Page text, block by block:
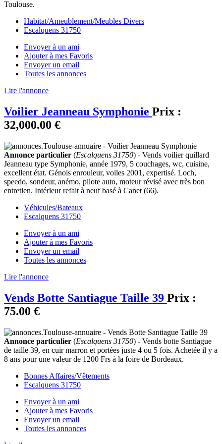
Toulouse.
Habitat/Ameublement/Meubles Divers
Escalquens 31750
Envoyer à un ami
Ajouter à mes Favoris
Envoyer un email
Toutes les annonces
Lire l'annonce
Voilier Jeanneau Symphonie Prix :
32,000.00 €
Annonce particulier (Escalquens 31750) - Vends voilier quillard
Jeanneau type Symphonie, année 1979, 5 couchages, wc, cuisine,
excellent état. Génois enrouleur, voiles 2001, expertisé. Loch,
speedo, sondeur, anémo, pilote auto, moteur révisé avec très bon
entretien. Intérieur refait à neuf basé à Canet (66).
Véhicules/Bateaux
Escalquens 31750
Envoyer à un ami
Ajouter à mes Favoris
Envoyer un email
Toutes les annonces
Lire l'annonce
Vends Botte Santiague Taille 39 Prix :
75.00 €
Annonce particulier (Escalquens 31750) - Vends botte Santiague
de taille 39, en cuir marron et portées juste 4 ou 5 fois. Achetée il y a
8 ans pour une valeur de 1200 Frs à la foire de Bordeaux.
Bonnes Affaires/Vêtements
Escalquens 31750
Envoyer à un ami
Ajouter à mes Favoris
Envoyer un email
Toutes les annonces